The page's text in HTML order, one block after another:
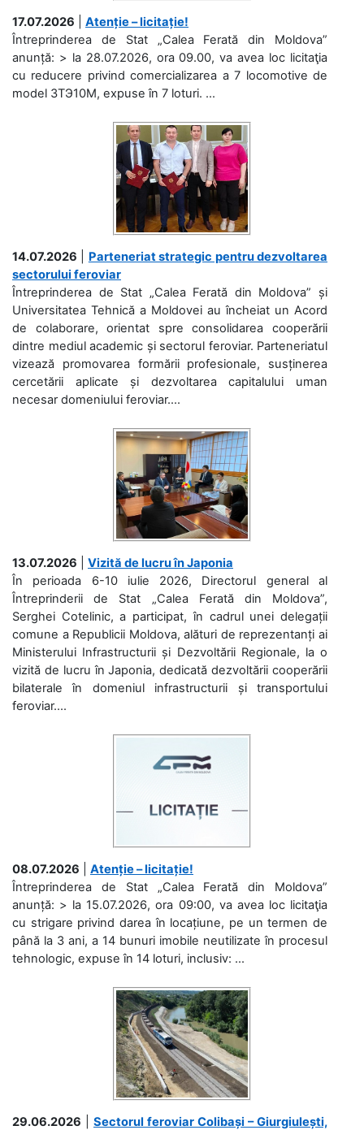
17.07.2026
Atenție – licitație!
Întreprinderea de Stat „Calea Ferată din Moldova”
anunță: > la 28.07.2026, ora 09.00, va avea loc licitaţia
cu reducere privind comercializarea a 7 locomotive de
model 3ТЭ10М, expuse în 7 loturi. ...
14.07.2026
Parteneriat strategic pentru dezvoltarea
sectorului feroviar
Întreprinderea de Stat „Calea Ferată din Moldova” și
Universitatea Tehnică a Moldovei au încheiat un Acord
de colaborare, orientat spre consolidarea cooperării
dintre mediul academic și sectorul feroviar. Parteneriatul
vizează promovarea formării profesionale, susținerea
cercetării aplicate și dezvoltarea capitalului uman
necesar domeniului feroviar....
13.07.2026
Vizită de lucru în Japonia
În perioada 6-10 iulie 2026, Directorul general al
Întreprinderii de Stat „Calea Ferată din Moldova”,
Serghei Cotelinic, a participat, în cadrul unei delegații
comune a Republicii Moldova, alături de reprezentanți ai
Ministerului Infrastructurii și Dezvoltării Regionale, la o
vizită de lucru în Japonia, dedicată dezvoltării cooperării
bilaterale în domeniul infrastructurii și transportului
feroviar....
08.07.2026
Atenție – licitație!
Întreprinderea de Stat „Calea Ferată din Moldova”
anunță: > la 15.07.2026, ora 09:00, va avea loc licitaţia
cu strigare privind darea în locațiune, pe un termen de
până la 3 ani, a 14 bunuri imobile neutilizate în procesul
tehnologic, expuse în 14 loturi, inclusiv: ...
29.06.2026
Sectorul feroviar Colibași – Giurgiulești,